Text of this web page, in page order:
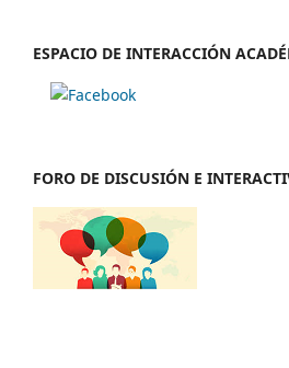
ESPACIO DE INTERACCIÓN
FORO DE DISCUSIÓN E